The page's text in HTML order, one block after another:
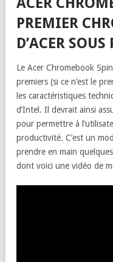
PREMIER
D’ACER
Le Acer Chromebook
premiers (si ce n’est le
les caractéristiques
d’Intel. Il devrait ainsi
pour permettre à
productivité. C’est un
prendre en main
dont voici une vidéo de